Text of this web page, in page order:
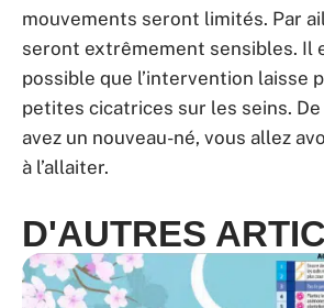
mouvements seront limités. Par
seront extrêmement sensibles. Il
possible que l’intervention laisse
petites cicatrices sur les seins. De
avez un nouveau-né, vous allez
à l’allaiter.
D'AUTRES